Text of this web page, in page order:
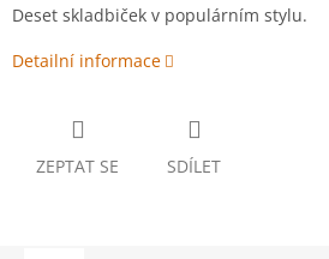
Deset skladbiček v populárním stylu.
Detailní informace
ZEPTAT SE SDÍLET